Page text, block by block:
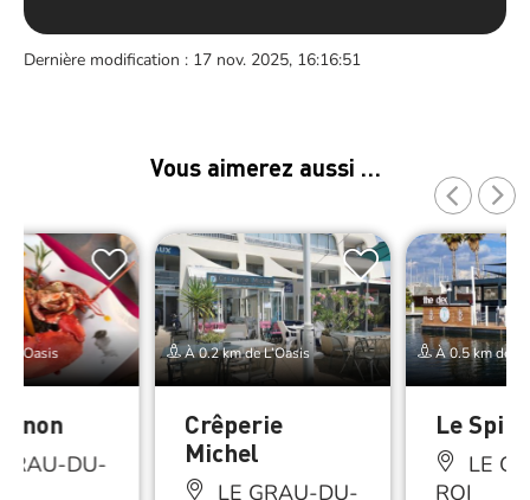
Dernière modification : 17 nov. 2025, 16:16:51
Vous aimerez aussi …
L’Oasis
DU-
À 0.2 km de L’Oasis
Crêperie
Michel
LE GRAU-DU-
À 0.5 km de
Le
LE
ROI